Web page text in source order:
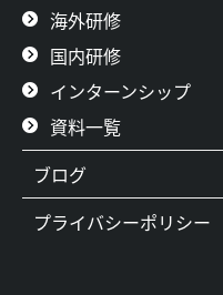
海外研修
国内研修
インターンシップ
資料一覧
ブログ
プライバシーポリシー